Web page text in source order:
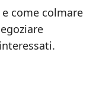
come colmare